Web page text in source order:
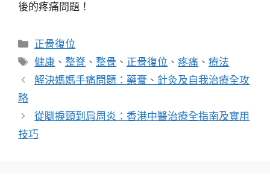
後的疼痛問題！
分
類
正骨復位
標
籤
健康 、整脊 、整骨 、 正骨復位 、疼痛 、療法
解決媽媽手痛問題：藥膏、針灸及自我治療全攻
略
從瞓捩頸到肩周炎：香港中醫治療全指南及實用
技巧